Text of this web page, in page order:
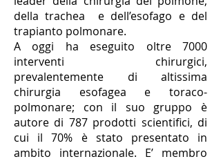
della trachea e dell’esofago e del
trapianto polmonare.
A oggi ha eseguito oltre 7000
interventi chirurgici,
prevalentemente di altissima
chirurgia esofagea e toraco-
polmonare; con il suo gruppo è
autore di 787 prodotti scientifici, di
cui il 70% è stato presentato in
ambito internazionale. E’ membro